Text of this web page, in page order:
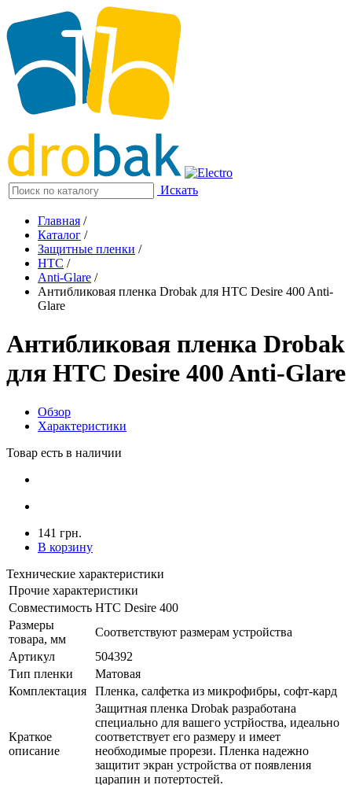
Искать
Главная /
Каталог /
Защитные пленки /
HTC /
Anti-Glare /
Антибликовая пленка Drobak для HTC Desire 400 Anti-
Glare
Антибликовая пленка Drobak
для HTC Desire 400 Anti-Glare
Обзор
Характеристики
Товар есть в наличии
141 грн.
В корзину
Технические характеристики
Прочие характеристики
Совместимость HTC Desire 400
Размеры
товара, мм
Соответствуют размерам устройства
Артикул
504392
Тип пленки
Матовая
Комплектация
Пленка, салфетка из микрофибры, софт-кард
Краткое
описание
Защитная пленка Drobak разработана
специально для вашего устрйоства, идеально
соответствует его размеру и имеет
необходимые прорези. Пленка надежно
защитит экран устройства от появления
царапин и потертостей.